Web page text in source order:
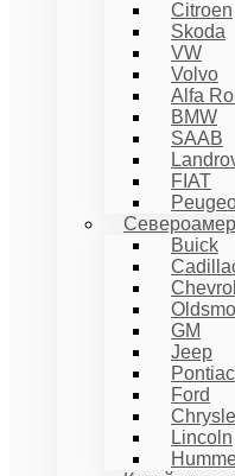
Citroen
Skoda
VW
Volvo
Alfa
BMW
SAAB
FIAT
Buick
GM
Jeep
Pontiac
Ford
Lincoln